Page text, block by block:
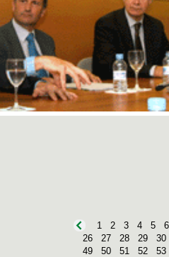
1 2 3 4 5 6
26
27 28 29 30
49
50 51 52 53